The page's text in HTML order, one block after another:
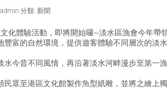
分類: 新聞
化體驗活動，即將開始囉~淡水區漁會今年帶
富的自然環境，提供遊客體驗不同層次的淡
今昔不同風情，再沿著淡水河畔漫步至第一
眾至港區文化館製作魚型紙雕，並將之繪上